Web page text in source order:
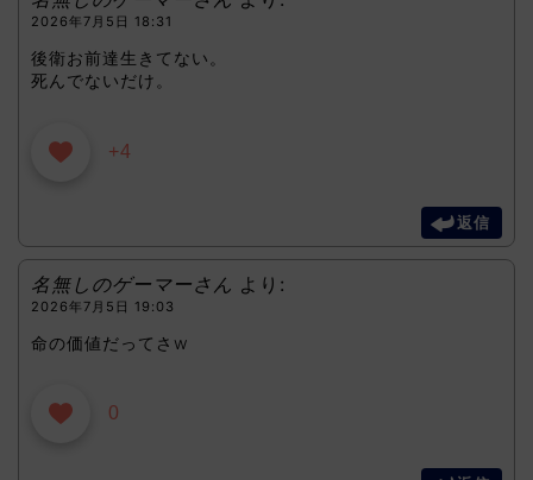
2026年7月5日 18:31
後衛お前達生きてない。
死んでないだけ。
+4
返信
名無しのゲーマーさん より:
2026年7月5日 19:03
命の価値だってさw
0